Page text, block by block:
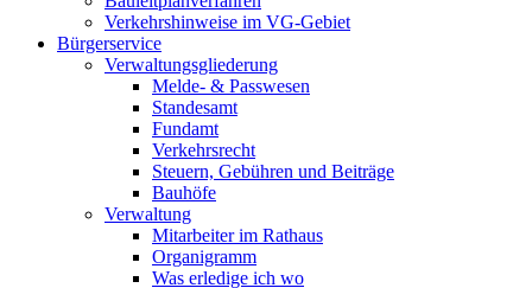
Verkehrshinweise im VG-Gebiet
Bürgerservice
Verwaltungsgliederung
Melde- & Passwesen
Standesamt
Fundamt
Verkehrsrecht
Steuern, Gebühren und Beiträge
Bauhöfe
Verwaltung
Mitarbeiter im Rathaus
Organigramm
Was erledige ich wo